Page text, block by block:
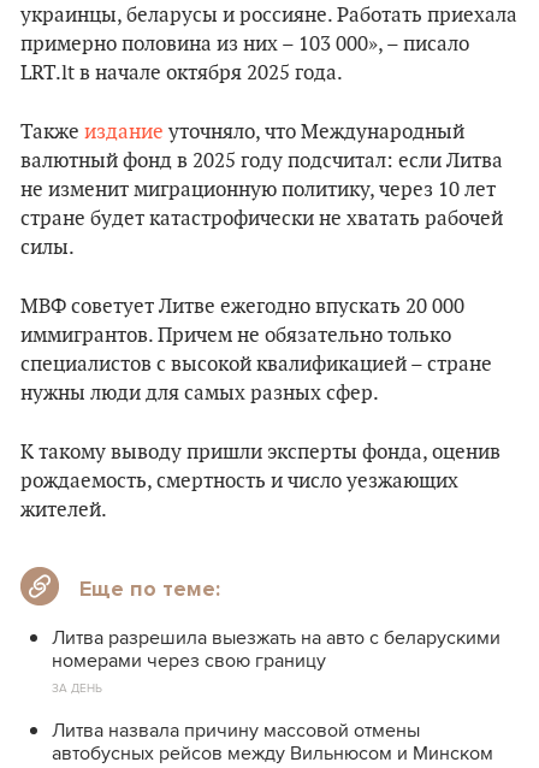
украинцы, беларусы и россияне. Работать приехала
примерно половина из них – 103 000», – писало
LRT.lt в начале октября 2025 года.
Также издание уточняло, что Международный
валютный фонд в 2025 году подсчитал: если Литва
не изменит миграционную политику, через 10 лет
стране будет катастрофически не хватать рабочей
силы.
МВФ советует Литве ежегодно впускать 20 000
иммигрантов. Причем не обязательно только
специалистов с высокой квалификацией – стране
нужны люди для самых разных сфер.
К такому выводу пришли эксперты фонда, оценив
рождаемость, смертность и число уезжающих
жителей.
Еще по теме:
Литва разрешила выезжать на авто с беларускими
номерами через свою границу
ЗА ДЕНЬ
Литва назвала причину массовой отмены
автобусных рейсов между Вильнюсом и Минском